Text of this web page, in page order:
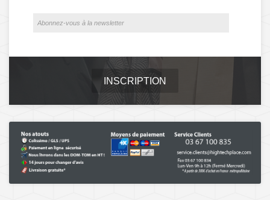
INSCRIPTION